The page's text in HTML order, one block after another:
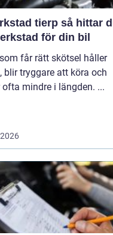
tierp så hittar du
för din bil
får rätt skötsel håller
blir tryggare att köra och
mindre i längden. ...